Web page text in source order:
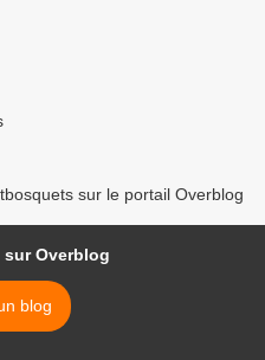
sur le portail Overblog
Overblog
blog